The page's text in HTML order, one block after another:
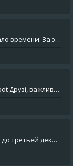
💡 Друзья, скажу прямо. Осталось мало времени. За это время нам нужно закрыть последние обязательные расходы: около 500
Звіти пишіть роботу @oceanfishbotbot Друзі, важливе повідомлення для учасників форума. Основне звернення опублікован
Доменное имя KIEV-X.COM продлено до третьей декады августа 2027 года! Спасибо всем анонимным пользователям, которые по